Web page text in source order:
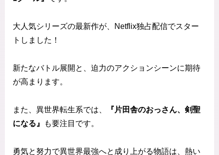
大人気シリーズの最新作が、Netflix独占配信でスター
トしました！
新たなバトル展開と、迫力のアクションシーンに期待
が高まります。
また、異世界転生系では、
『片田舎のおっさん、剣聖
になる』
も要注目です。
勇気と努力で異世界最強へと成り上がる物語は、熱い